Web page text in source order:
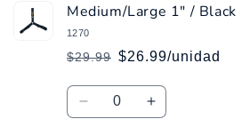
Medium/Large
3/4
Green
Medium/Large
/
Green
Medium/Large 1" / Black
1270
Precio
habitual
$29.99
Precio
de
oferta
$26.99/unidad
Cantidad
Reducir
Aumentar